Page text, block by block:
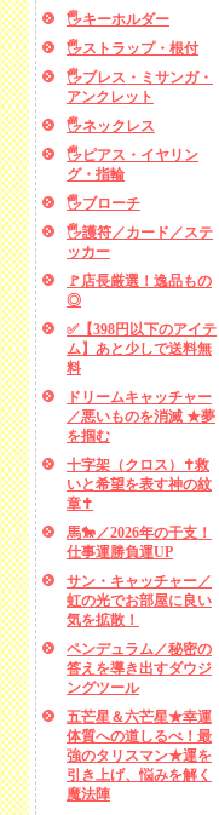
🖐️キーホルダー
🖐️ストラップ・根付
🖐️ブレス・ミサンガ・
アンクレット
🖐️ネックレス
🖐️ピアス・イヤリン
グ・指輪
🖐️ブローチ
🖐️護符／カード／ステ
ッカー
🚩店長厳選！逸品もの
◎
✅【398円以下のアイテ
ム】あと少しで送料無
料
ドリームキャッチャー
／悪いものを消滅 ★夢
を掴む
十字架（クロス）✝救
いと希望を表す神の紋
章✝
馬🐎／2026年の干支！
仕事運勝負運UP
サン・キャッチャー／
虹の光でお部屋に良い
気を拡散！
ペンデュラム／秘密の
答えを導き出すダウジ
ングツール
五芒星＆六芒星★幸運
体質への道しるべ！最
強のタリスマン★運を
引き上げ、悩みを解く
魔法陣